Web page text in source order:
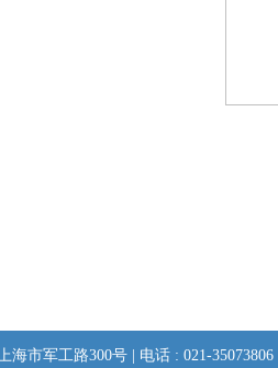
海市军工路300号 | 电话 : 021-35073806